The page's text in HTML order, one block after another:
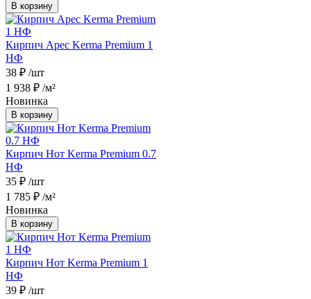
В корзину
Кирпич Арес Kerma Premium 1
НФ
38 ₽ /шт
1 938 ₽ /м²
Новинка
В корзину
Кирпич Нот Kerma Premium 0.7
НФ
35 ₽ /шт
1 785 ₽ /м²
Новинка
В корзину
Кирпич Нот Kerma Premium 1
НФ
39 ₽ /шт